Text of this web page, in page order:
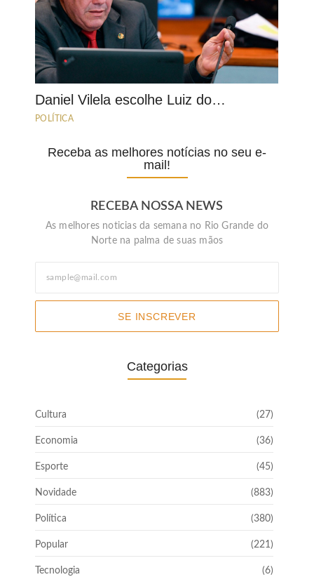
Daniel Vilela escolhe Luiz do…
POLÍTICA
Receba as melhores notícias no seu e-
mail!
RECEBA NOSSA NEWS
As melhores noticias da semana no Rio Grande do
Norte na palma de suas mãos
SE INSCREVER
Categorias
Cultura (27)
Economia (36)
Esporte (45)
Novidade (883)
Política (380)
Popular (221)
Tecnologia (6)